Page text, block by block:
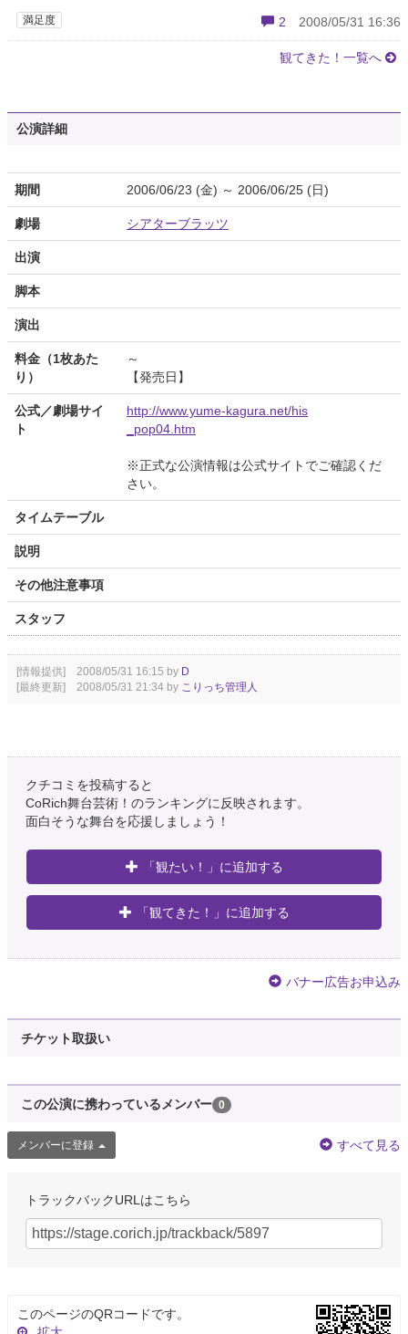
満足度 2 2008/05/31 16:36
観てきた！一覧へ
公演詳細
期間 2006/06/23 (金) ～ 2006/06/25 (日)
劇場 シアターブラッツ
出演
脚本
演出
料金（1枚あた
り）
～
【発売日】
公式／劇場サイ
ト
http://www.yume-kagura.net/his
_pop04.htm
※正式な公演情報は公式サイトでご確認くだ
さい。
タイムテーブル
説明
その他注意事項
スタッフ
[情報提供] 2008/05/31 16:15 by D
[最終更新] 2008/05/31 21:34 by こりっち管理人
クチコミを投稿すると
CoRich舞台芸術！のランキングに反映されます。
面白そうな舞台を応援しましょう！
「観たい！」に追加する
「観てきた！」に追加する
バナー広告お申込み
チケット取扱い
この公演に携わっているメンバー 0
メンバーに登録 すべて見る
トラックバックURLはこちら
このページのQRコードです。